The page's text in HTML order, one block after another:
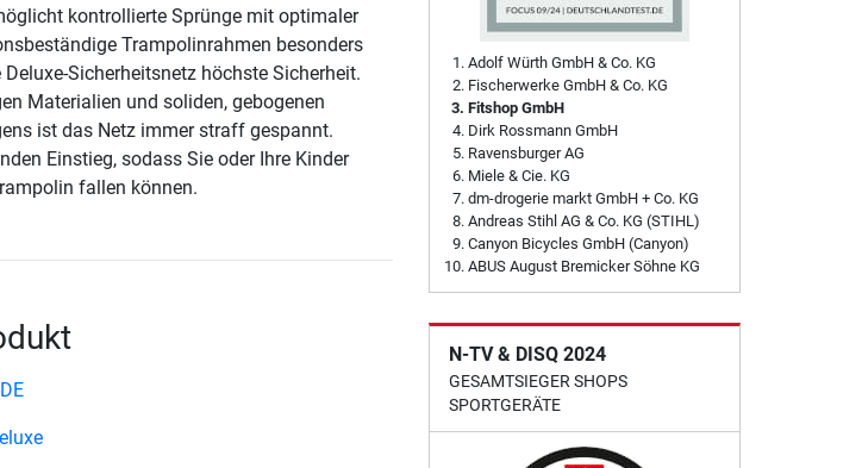
kontrollierte Sprünge mit optimaler
Trampolinrahmen besonders
Sicherheitsnetz höchste Sicherheit.
Materialien und soliden, gebogenen
ist das Netz immer straff gespannt.
Einstieg, sodass Sie oder Ihre Kinder
fallen können.
Adolf Würth GmbH & Co. KG
Fischerwerke GmbH & Co. KG
Fitshop GmbH
Dirk Rossmann GmbH
Ravensburger AG
Miele & Cie. KG
dm-drogerie markt GmbH + Co. KG
Andreas Stihl AG & Co. KG (STIHL)
Canyon Bicycles GmbH (Canyon)
ABUS August Bremicker Söhne KG
N-TV & DISQ 2024
GESAMTSIEGER SHOPS
SPORTGERÄTE